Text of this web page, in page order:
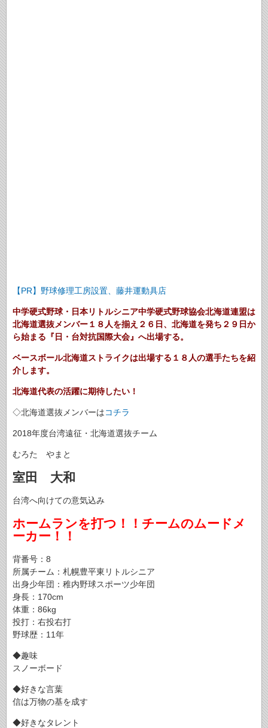
【PR】野球修理工房設置、藤井運動具店
中学硬式野球・日本リトルシニア中学硬式野球協会北海道連盟は
北海道選抜メンバー１８人を揃え２６日、北海道を発ち２９日か
ら始まる『日・台対抗国際大会』へ出場する。
ベースボール北海道ストライクは出場する１８人の選手たちを紹
介します。
北海道代表の活躍に期待したい！
◇北海道選抜メンバーはコチラ
2018年度台湾遠征・北海道選抜チーム
むろた やまと
室田 大和
台湾へ向けての意気込み
ホームランを打つ！！チームのムードメ
ーカー！！
背番号：8
所属チーム：札幌豊平東リトルシニア
出身少年団：稚内野球スポーツ少年団
身長：170cm
体重：86kg
投打：右投右打
野球歴：11年
◆趣味
スノーボード
◆好きな言葉
信は万物の基を成す
◆好きなタレント